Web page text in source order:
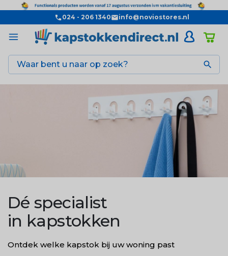
024 - 206 1340 info@noviostores.nl

Dé specialist
in kapstokken
Ontdek welke kapstok bij uw woning past